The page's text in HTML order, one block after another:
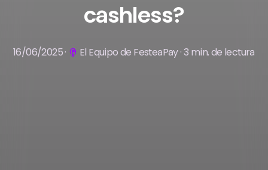
cashless?
16/06/2025 · El Equipo de FesteaPay · 3 min. de lectura